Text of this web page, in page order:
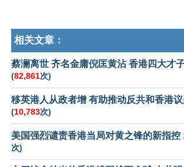
相关文章：
蔡澜离世 齐名金庸倪匡黄沾 香港四大才
(82,861次)
移英港人从政者增 有助推动反共和香港
(10,783次)
美国强烈谴责香港当局对黄之锋的新指控
次)